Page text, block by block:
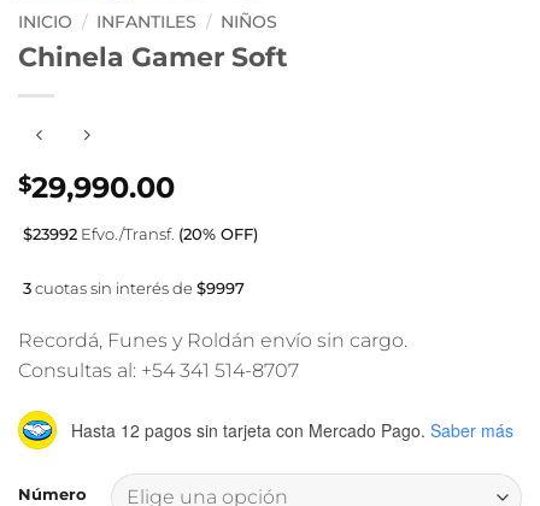
INICIO / INFANTILES / NIÑOS
Chinela Gamer Soft
$29,990.00
$23992 Efvo./Transf. (20% OFF)
3cuotas sin interés de $9997
Recordá, Funes y Roldán envío sin cargo.
Consultas al: +54 341 514-8707
Hasta 12 pagos sin tarjeta con Mercado Pago. Saber más
Número